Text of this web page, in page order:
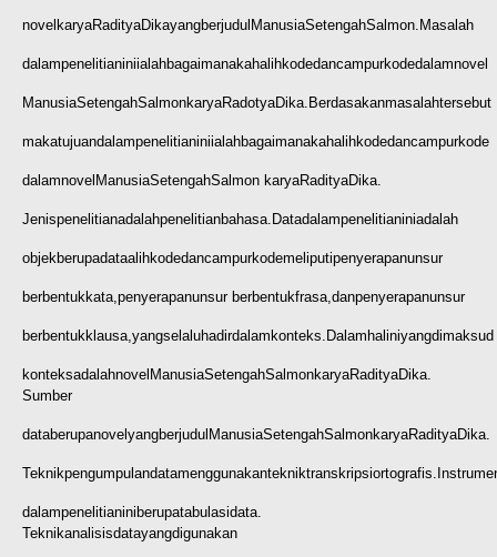
novelkaryaRadityaDikayangberjudulManusiaSetengahSalmon. Masalah
dalampenelitianiniialahbagaimanakahalihkodedancampurkodedalamnovel
ManusiaSetengahSalmonkaryaRadotyaDika. Berdasakanmasalahtersebut
makatujuandalampenelitianiniialahbagaimanakahalihkodedancampurkode
dalamnovelManusiaSetengahSalmon karyaRadityaDika.
Jenispenelitianadalahpenelitianbahasa. Datadalampenelitianiniadalah
objekberupadataalihkodedancampurkodemeliputipenyerapanunsur
berbentukkata, penyerapanunsur berbentukfrasa, danpenyerapanunsur
berbentukklausa, yangselaluhadirdalamkonteks. Dalamhaliniyangdimaksud
konteksadalahnovelManusiaSetengahSalmonkaryaRadityaDika.
Sumber
databerupanovelyangberjudulManusiaSetengahSalmonkaryaRadityaDika.
Teknikpengumpulandatamenggunakantekniktranskripsiortografis.
dalampenelitianiniberupatabulasidata.
Teknikanalisisdatayangdigunakan